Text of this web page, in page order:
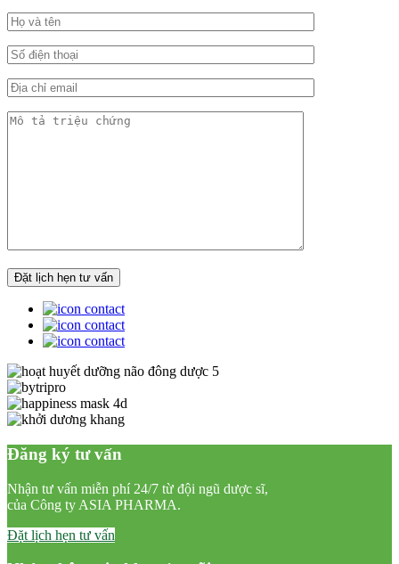
Đăng ký tư vấn
Nhận tư vấn miễn phí 24/7 từ đội ngũ dược sĩ,
của Công ty ASIA PHARMA.
Đặt lịch hẹn tư vấn